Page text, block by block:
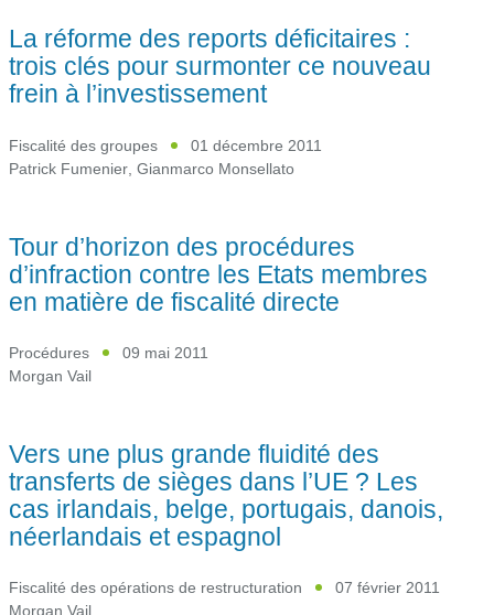
La réforme des reports déficitaires :
trois clés pour surmonter ce nouveau
frein à l’investissement
Fiscalité des groupes
01 décembre 2011
Patrick Fumenier Gianmarco Monsellato
Tour d’horizon des procédures
d’infraction contre les Etats membres
en matière de fiscalité directe
Procédures
09 mai 2011
Morgan Vail
Vers une plus grande fluidité des
transferts de sièges dans l’UE ? Les
cas irlandais, belge, portugais, danois,
néerlandais et espagnol
Fiscalité des opérations de restructuration
07 février 2011
Morgan Vail